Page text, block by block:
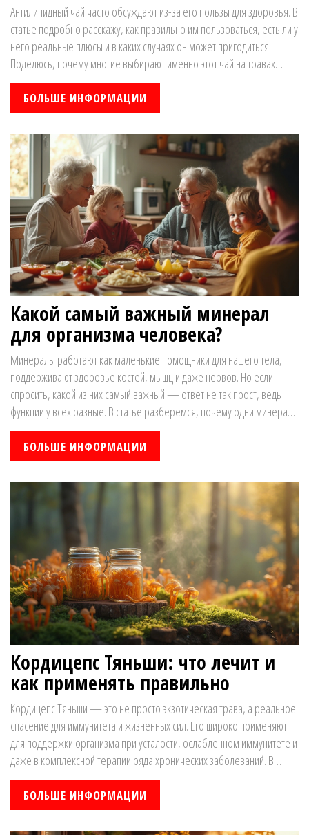
Антилипидный чай часто обсуждают из-за его пользы для здоровья. В
статье подробно расскажу, как правильно им пользоваться, есть ли у
него реальные плюсы и в каких случаях он может пригодиться.
Поделюсь, почему многие выбирают именно этот чай на травах
«Тяньши». Разобралась, что о нем рассказывают реальные люди. Вы
узнаете, на что обратить внимание при покупке и употреблении.
БОЛЬШЕ ИНФОРМАЦИИ
Какой самый важный минерал
для организма человека?
Минералы работают как маленькие помощники для нашего тела,
поддерживают здоровье костей, мышц и даже нервов. Но если
спросить, какой из них самый важный — ответ не так прост, ведь
функции у всех разные. В статье разберёмся, почему одни минералы
стоят на первом месте в нашем рационе и как их недостаток влияет
на организм. Обсудим, где их искать в повседневных продуктах и как
не переборщить с добавками. Всё максимально просто и понятно
без сложных терминов.
БОЛЬШЕ ИНФОРМАЦИИ
Кордицепс Тяньши: что лечит и
как применять правильно
Кордицепс Тяньши — это не просто экзотическая трава, а реальное
спасение для иммунитета и жизненных сил. Его широко применяют
для поддержки организма при усталости, ослабленном иммунитете и
даже в комплексной терапии ряда хронических заболеваний. В
статье собраны доказанные эффекты, реальные советы по
применению и разбор, зачем эта трава может понадобиться
каждому. Если хочется узнать, что реально лечит кордицепс и есть ли
от него толк, статья снимет все вопросы. Всё по делу, без
БОЛЬШЕ ИНФОРМАЦИИ